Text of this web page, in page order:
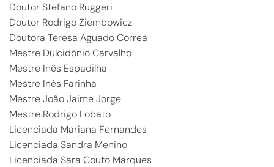
Doutor Stefano Ruggeri
Doutor Rodrigo Ziembowicz
Doutora Teresa Aguado Correa
Mestre Dulcidónio Carvalho
Mestre Inês Espadilha
Mestre Inês Farinha
MestreJoão Jaime Jorge
Mestre Rodrigo Lobato
Licenciada Mariana Fernandes
Licenciada Sandra Menino
Licenciada Sara Couto Marques